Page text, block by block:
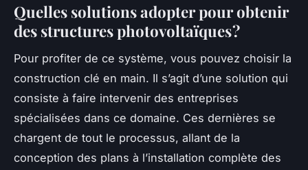
Quelles solutions adopter pour obtenir
des structures photovoltaïques ?
Pour profiter de ce système, vous pouvez choisir la
construction clé en main. Il s’agit d’une solution qui
consiste à faire intervenir des entreprises
spécialisées dans ce domaine. Ces dernières se
chargent de tout le processus, allant de la
conception des plans à l’installation complète des